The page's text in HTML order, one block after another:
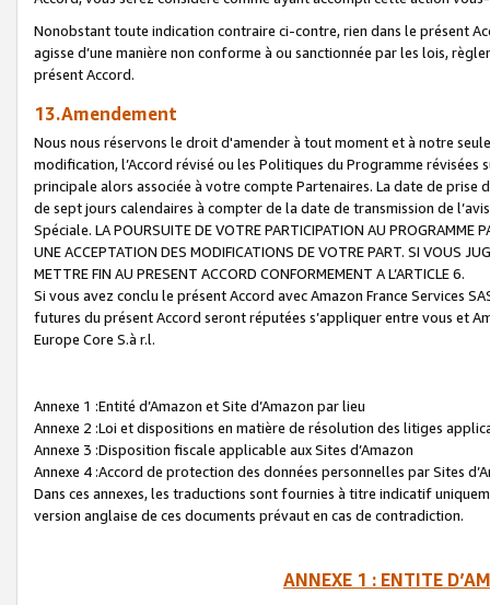
Nonobstant toute indication contraire ci-contre, rien dans le présent
agisse d’une manière non conforme à ou sanctionnée par les lois,
présent Accord.
13.Amendement
Nous nous réservons le droit d'amender à tout moment et à notre
modification, l’Accord révisé ou les Politiques du Programme
principale alors associée à votre compte Partenaires. La date de
de sept jours calendaires à compter de la date de transmission de
Spéciale. LA POURSUITE DE VOTRE PARTICIPATION AU PROGRAMME
UNE ACCEPTATION DES MODIFICATIONS DE VOTRE PART. SI VOUS
METTRE FIN AU PRESENT ACCORD CONFORMEMENT A L’ARTICLE 6.
Si vous avez conclu le présent Accord avec Amazon France Services
futures du présent Accord seront réputées s’appliquer entre vous et
Europe Core S.à r.l.
Annexe 1 :Entité d’Amazon et Site d’Amazon par lieu
Annexe 2 :Loi et dispositions en matière de résolution des litiges
Annexe 3 :Disposition fiscale applicable aux Sites d’Amazon
Annexe 4 :Accord de protection des données personnelles par Sites
Dans ces annexes, les traductions sont fournies à titre indicatif
version anglaise de ces documents prévaut en cas de contradiction.
ANNEXE 1 : ENTITE